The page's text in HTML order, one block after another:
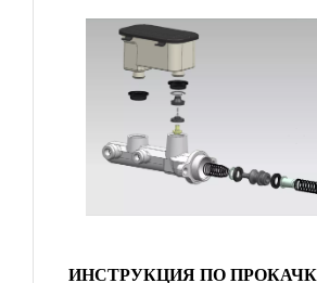
ИНСТРУКЦИЯ ПО